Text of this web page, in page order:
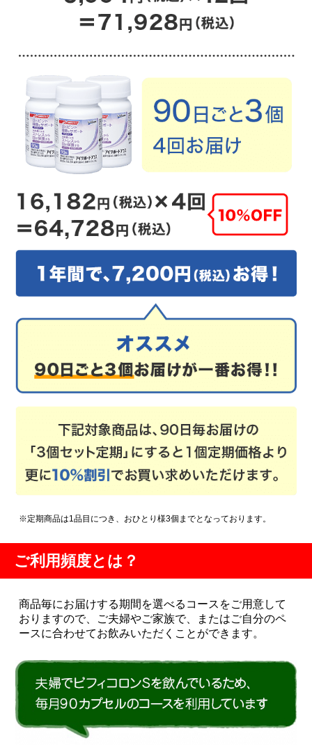
※定期商品は1品目につき、おひとり様3個までとなっております。
ご利用頻度とは？
商品毎にお届けする期間を選べるコースをご用意して
おりますので、ご夫婦やご家族で、またはご自分のペ
ースに合わせてお飲みいただくことができます。